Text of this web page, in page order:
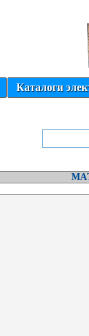
Каталоги